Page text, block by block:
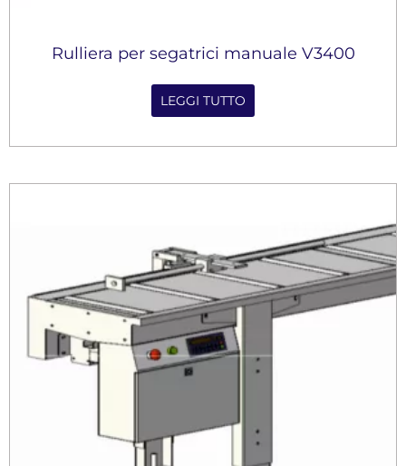
Rulliera per segatrici manuale V3400
LEGGI TUTTO